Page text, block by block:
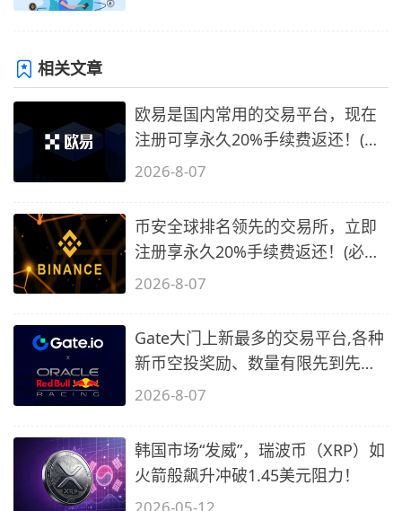
相关文章
欧易是国内常用的交易平台，现在
注册可享永久20%手续费返还！(必
备1)
2026-8-07
币安全球排名领先的交易所，立即
注册享永久20%手续费返还！(必备
2)
2026-8-07
Gate大门上新最多的交易平台,各种
新币空投奖励、数量有限先到先
得…
2026-8-07
韩国市场“发威”，瑞波币（XRP）如
火箭般飙升冲破1.45美元阻力！